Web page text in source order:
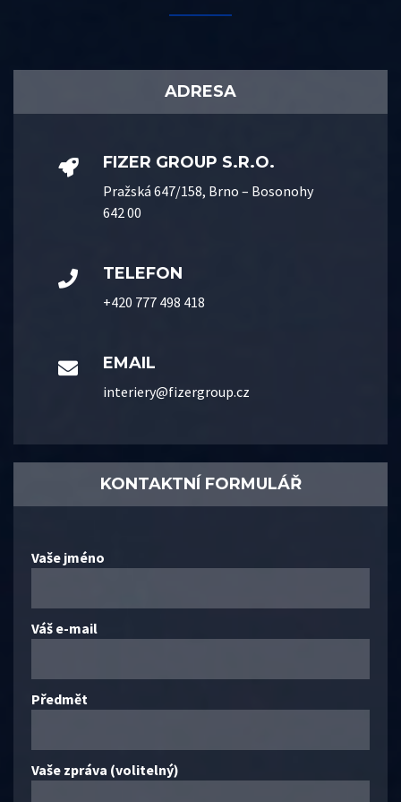
ADRESA
FIZER GROUP S.r.o.
Pražská 647/158, Brno – Bosonohy
642 00
TELEFON
+420 777 498 418
EMAIL
interiery@fizergroup.cz
KONTAKTNÍ FORMULÁŘ
Vaše jméno
Váš e-mail
Předmět
Vaše zpráva (volitelný)